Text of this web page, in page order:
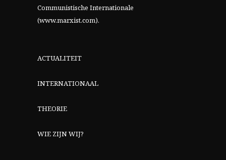
Communistische Internationale
(www.marxist.com).
ACTUALITEIT
INTERNATIONAAL
THEORIE
WIE ZIJN WIJ?